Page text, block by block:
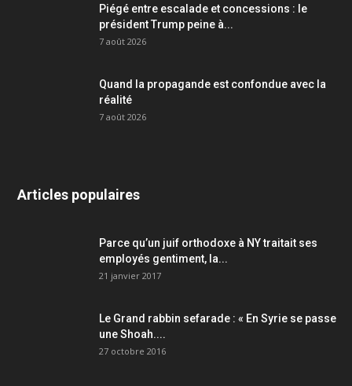
Piégé entre escalade et concessions : le
président Trump peine à...
7 août 2026
Quand la propagande est confondue avec la
réalité
7 août 2026
Articles populaires
Parce qu’un juif orthodoxe à NY traitait ses
employés gentiment, la...
21 janvier 2017
Le Grand rabbin sefarade : « En Syrie se passe
une Shoah....
27 octobre 2016